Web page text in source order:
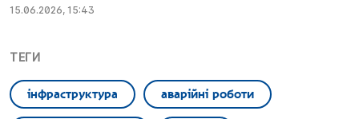
15.06.2026, 15:43
ТЕГИ
інфраструктура аварійні роботи